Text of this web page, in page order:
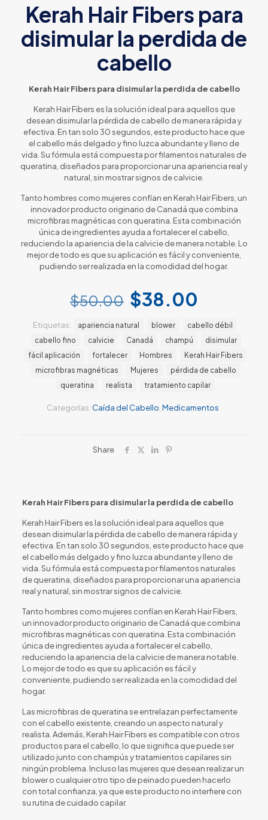
Kerah Hair Fibers para
disimular la perdida de
cabello
Kerah Hair Fibers para disimular la perdida de cabello
Kerah Hair Fibers es la solución ideal para aquellos que
desean disimular la pérdida de cabello de manera rápida y
efectiva. En tan solo 30 segundos, este producto hace que
el cabello más delgado y fino luzca abundante y lleno de
vida. Su fórmula está compuesta por filamentos naturales de
queratina, diseñados para proporcionar una apariencia real y
natural, sin mostrar signos de calvicie.
Tanto hombres como mujeres confían en Kerah Hair Fibers, un
innovador producto originario de Canadá que combina
microfibras magnéticas con queratina. Esta combinación
única de ingredientes ayuda a fortalecer el cabello,
reduciendo la apariencia de la calvicie de manera notable. Lo
mejor de todo es que su aplicación es fácil y conveniente,
pudiendo ser realizada en la comodidad del hogar.
$50.00 El
precio
original
era:
$50.00.
$38.00
precio
actual
es:
$38.00.
Categorías: Caída del Cabello Medicamentos
Etiquetas: apariencia natural blower
cabello débil
cabello fino
calvicie Canadá champú
disimular
fácil aplicación
fortalecer Hombres
Kerah Hair Fibers
microfibras magnéticas
Mujeres
pérdida de cabello
queratina
realista tratamiento capilar
Share
Kerah Hair Fibers para disimular la perdida de cabello
Kerah Hair Fibers es la solución ideal para aquellos que
desean disimular la pérdida de cabello de manera rápida y
efectiva. En tan solo 30 segundos, este producto hace que
el cabello más delgado y fino luzca abundante y lleno de
vida. Su fórmula está compuesta por filamentos naturales
de queratina, diseñados para proporcionar una apariencia
real y natural, sin mostrar signos de calvicie.
Tanto hombres como mujeres confían en Kerah Hair Fibers,
un innovador producto originario de Canadá que combina
microfibras magnéticas con queratina. Esta combinación
única de ingredientes ayuda a fortalecer el cabello,
reduciendo la apariencia de la calvicie de manera notable.
Lo mejor de todo es que su aplicación es fácil y
conveniente, pudiendo ser realizada en la comodidad del
hogar.
Las microfibras de queratina se entrelazan perfectamente
con el cabello existente, creando un aspecto natural y
realista. Además, Kerah Hair Fibers es compatible con otros
productos para el cabello, lo que significa que puede ser
utilizado junto con champús y tratamientos capilares sin
ningún problema. Incluso las mujeres que desean realizar un
blower o cualquier otro tipo de peinado pueden hacerlo
con total confianza, ya que este producto no interfiere con
su rutina de cuidado capilar.